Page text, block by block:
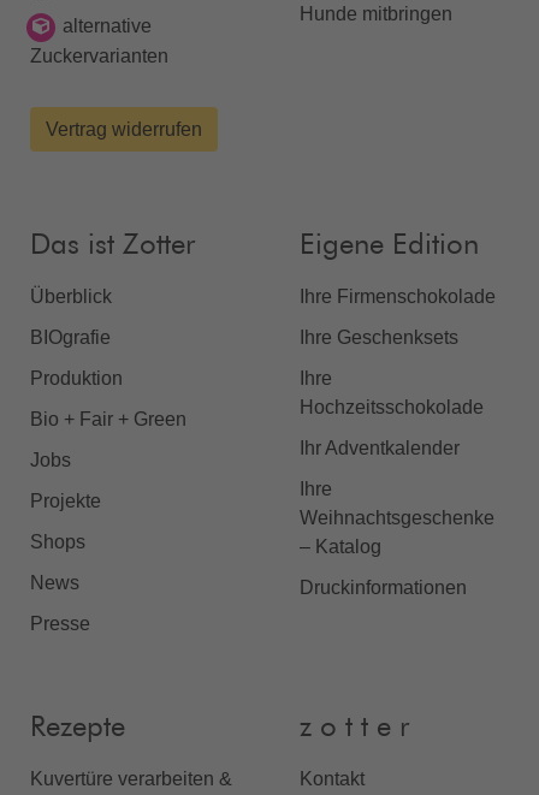
alternative
Zuckervarianten
Vertrag widerrufen
Hunde mitbringen
Das ist Zotter
Überblick
BIOgrafie
Produktion
Bio + Fair + Green
Jobs
Projekte
Shops
News
Presse
Eigene Edition
Ihre Firmenschokolade
Ihre Geschenksets
Ihre
Hochzeitsschokolade
Ihr Adventkalender
Ihre
Weihnachtsgeschenke
– Katalog
Druckinformationen
Rezepte
Kuvertüre verarbeiten &
z o t t e r
Kontakt